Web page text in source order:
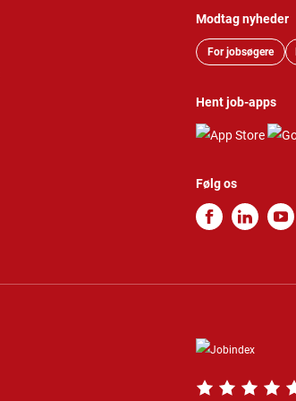
Modtag nyheder
For jobsøgere
Hent job-apps
Følg os